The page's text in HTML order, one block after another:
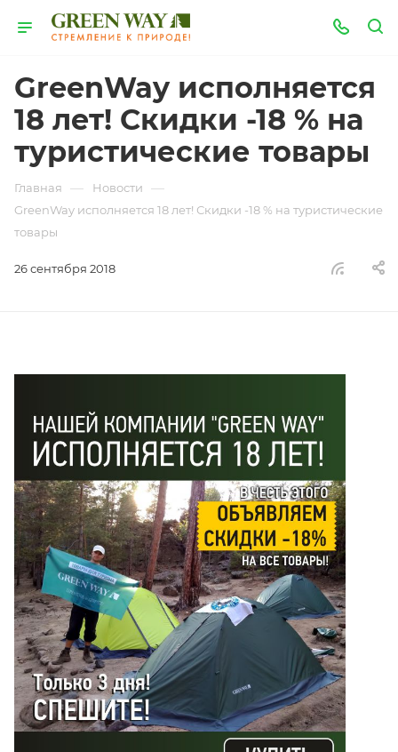
GreenWay исполняется
18 лет! Скидки -18 % на
туристические товары
Главная — Новости —
GreenWay исполняется 18 лет! Скидки -18 % на туристические
товары
26 сентября 2018